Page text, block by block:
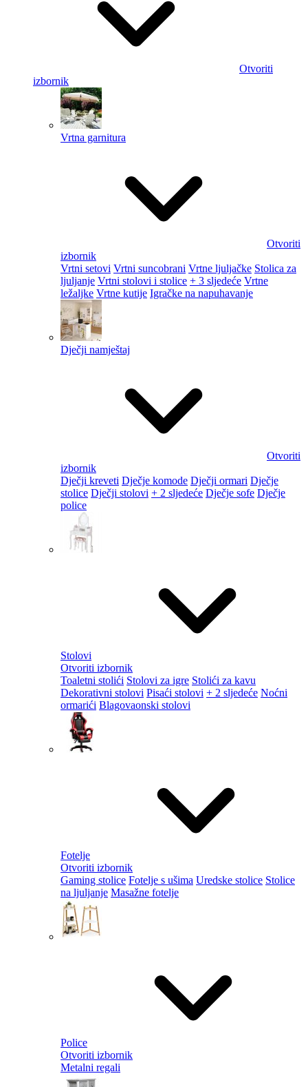
Otvoriti
izbornik
Vrtna garnitura
Otvoriti
izbornik
Vrtni setovi Vrtni suncobrani Vrtne ljuljačke Stolica za
ljuljanje Vrtni stolovi i stolice + 3 sljedeće Vrtne
ležaljke Vrtne kutije Igračke na napuhavanje
Dječji namještaj
Otvoriti
izbornik
Dječji kreveti Dječje komode Dječji ormari Dječje
stolice Dječji stolovi + 2 sljedeće Dječje sofe Dječje
police
Stolovi
Otvoriti izbornik
Toaletni stolići Stolovi za igre Stolići za kavu
Dekorativni stolovi Pisaći stolovi + 2 sljedeće Noćni
ormarići Blagovaonski stolovi
Fotelje
Otvoriti izbornik
Gaming stolice Fotelje s ušima Uredske stolice Stolice
na ljuljanje Masažne fotelje
Police
Otvoriti izbornik
Metalni regali